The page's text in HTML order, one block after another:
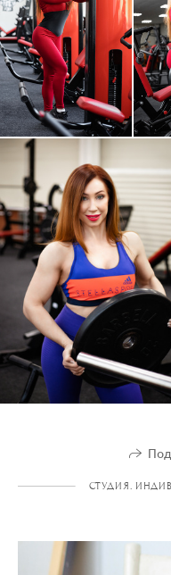
СТУДИЯ.